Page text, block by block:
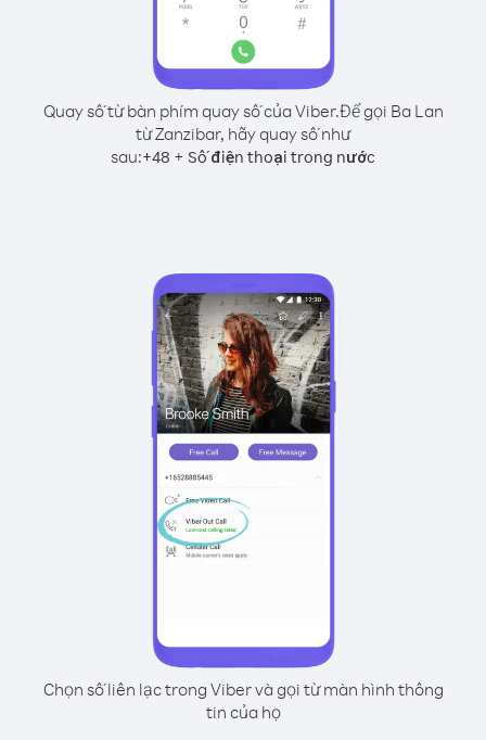
Quay số từ bàn phím quay số của Viber.Để gọi Ba Lan
từ Zanzibar, hãy quay số như
sau:+48 + Số điện thoại trong nước
Chọn số liên lạc trong Viber và gọi từ màn hình thông
tin của họ